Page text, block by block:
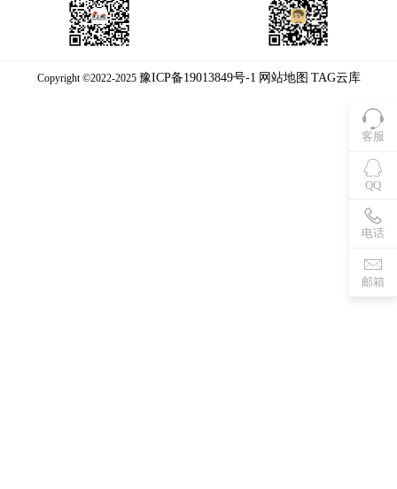
客服
QQ
电话
邮箱
Copyright ©2022-2025 豫ICP备19013849号-1 网站地图 TAG云库